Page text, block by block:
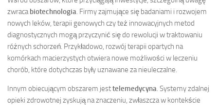
zwraca biotechnologia. Firmy zajmujące się badaniami i rozwojem
nowych leków, terapii genowych czy też innowacyjnych metod
diagnostycznych mogą przyczynić się do rewolucji w traktowaniu
różnych schorzeń. Przykładowo, rozwój terapii opartych na
komórkach macierzystych otwiera nowe możliwości w leczeniu
chorób, które dotychczas były uznawane za nieuleczalne.
Innym obiecującym obszarem jesttelemedycyna. Systemy zdalnej
opieki zdrowotnej zyskują na znaczeniu, zwłaszcza w kontekście